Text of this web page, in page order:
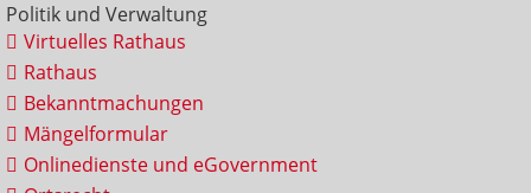
Politik und Verwaltung
Virtuelles Rathaus
Rathaus
Bekanntmachungen
Mängelformular
Onlinedienste und eGovernment